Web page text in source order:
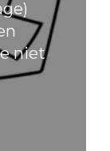
niet